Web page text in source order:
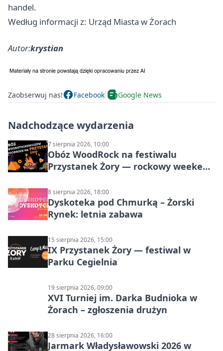
handel.
Według informacji z: Urząd Miasta w Żorach
Autor:krystian
Zaobserwuj nas! Facebook Google News
Nadchodzące wydarzenia
7 sierpnia 2026, 10:00
Obóz WoodRock na festiwalu
Przystanek Żory — rockowy weekend
8 sierpnia 2026, 18:00
Dyskoteka pod Chmurką – Żorski
Rynek: letnia zabawa
15 sierpnia 2026, 15:00
IX Przystanek Żory — festiwal w
Parku Cegielnia
19 sierpnia 2026, 09:00
XVI Turniej im. Darka Budnioka w
Żorach – zgłoszenia drużyn
28 sierpnia 2026, 16:00
Jarmark Władysławowski 2026 w